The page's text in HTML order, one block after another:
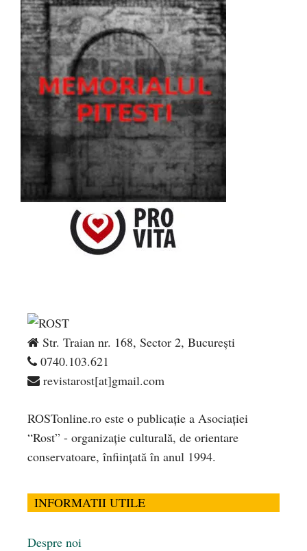
Str. Traian nr. 168, Sector 2, București
0740.103.621
revistarost[at]gmail.com
ROSTonline.ro este o publicaţie a Asociaţiei
“Rost” - organizaţie culturală, de orientare
conservatoare, înfiinţată în anul 1994.
INFORMATII UTILE
Despre noi